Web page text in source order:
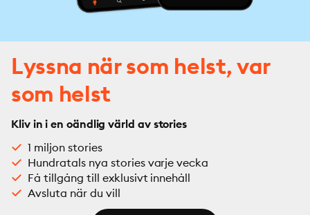
Lyssna när som helst, var
som helst
Kliv in i en oändlig värld av stories
1 miljon stories
Hundratals nya stories varje vecka
Få tillgång till exklusivt innehåll
Avsluta när du vill